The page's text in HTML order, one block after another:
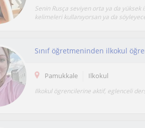
Senin Rusça seviyen orta ya da yüksek
kelimeleri kullanıyorsan ya da
Sınıf öğretmeninden ilkokul
Pamukkale Ilkokul
Ilkokul ögrencilerine aktif, eglenceli